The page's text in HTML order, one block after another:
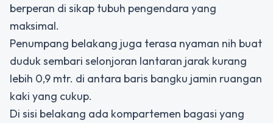
berperan di sikap tubuh pengendara yang
maksimal.
Penumpang belakang juga terasa nyaman nih buat
duduk sembari selonjoran lantaran jarak kurang
lebih 0,9 mtr. di antara baris bangku jamin ruangan
kaki yang cukup.
Di sisi belakang ada kompartemen bagasi yang